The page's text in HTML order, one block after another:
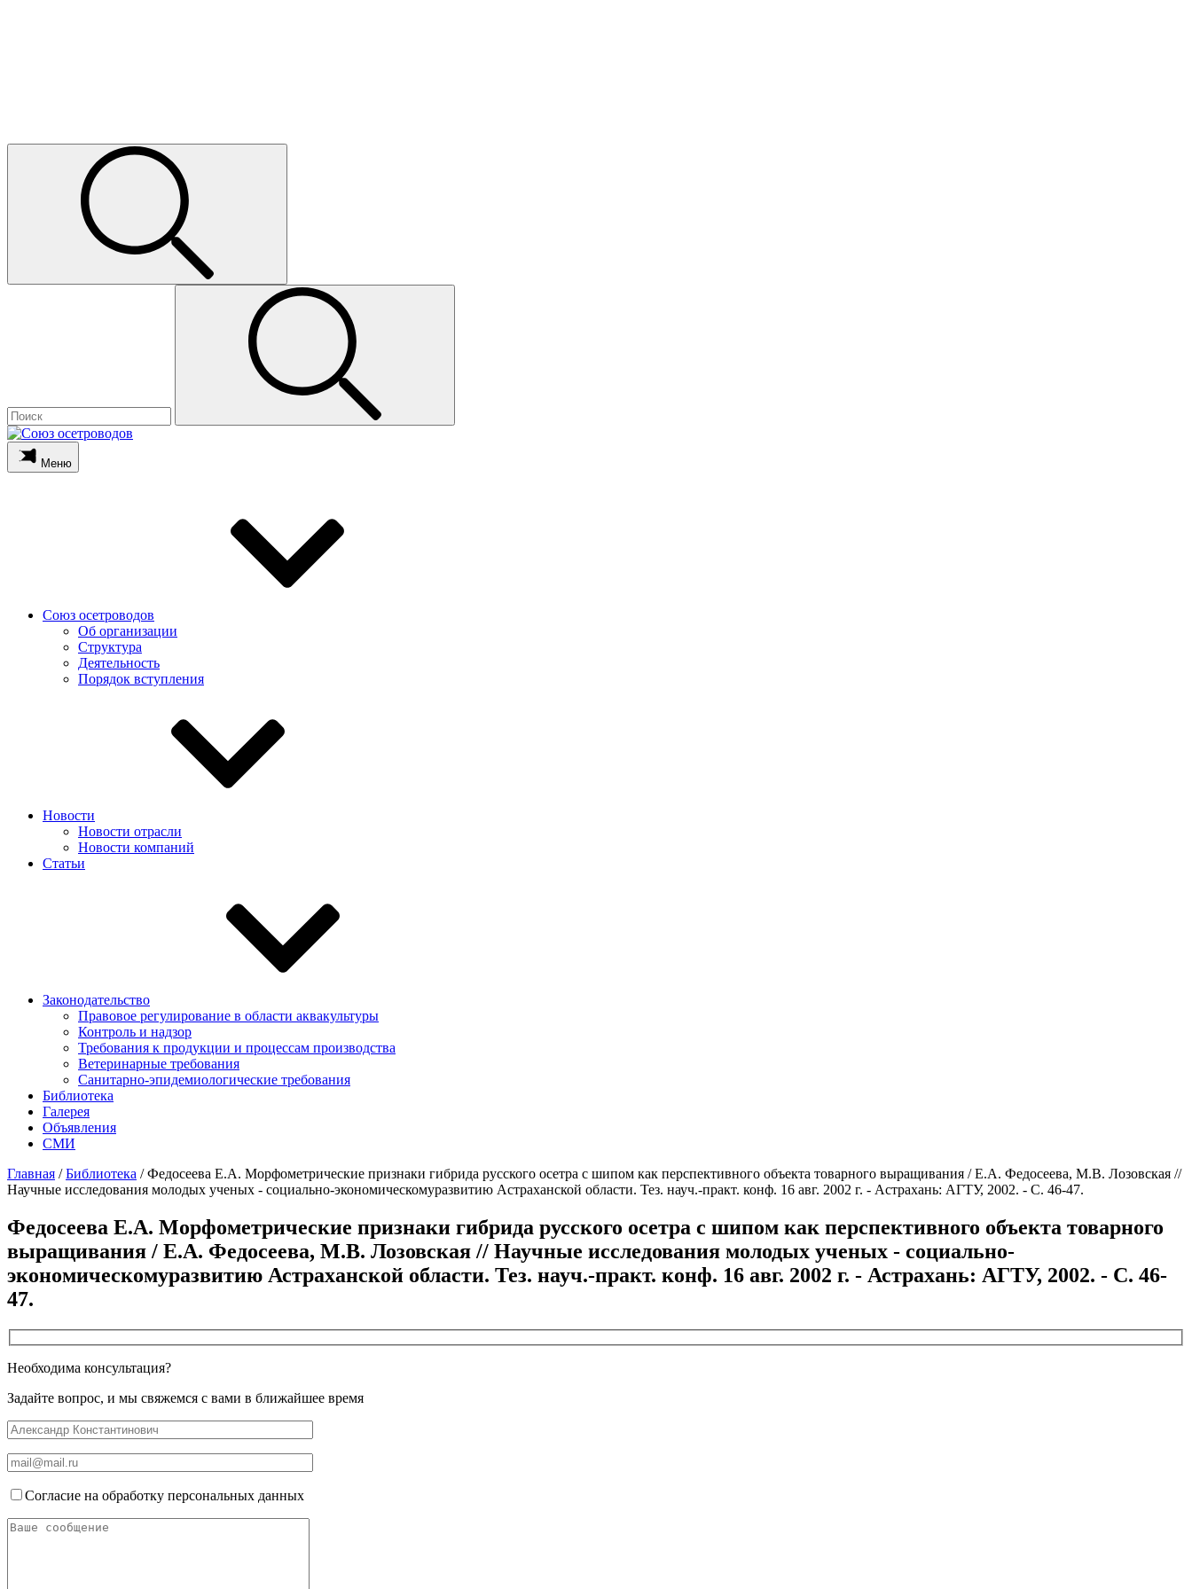
Меню
Союз осетроводов
Об организации
Структура
Деятельность
Порядок вступления
Новости
Новости отрасли
Новости компаний
Статьи
Законодательство
Правовое регулирование в области аквакультуры
Контроль и надзор
Требования к продукции и процессам производства
Ветеринарные требования
Санитарно-эпидемиологические требования
Библиотека
Галерея
Объявления
СМИ
Главная /Библиотека /Федосеева Е.А. Морфометрические признаки гибрида русского осетра с шипом как перспективного объекта товарного выращивания / Е.А. Федосеева, М.В. Лозовская //
Научные исследования молодых ученых - социально-экономическомуразвитию Астраханской области. Тез. науч.-практ. конф. 16 авг. 2002 г. - Астрахань: АГТУ, 2002. - С. 46-47.
Федосеева Е.А. Морфометрические признаки гибрида русского осетра с шипом как перспективного объекта товарного
выращивания / Е.А. Федосеева, М.В. Лозовская // Научные исследования молодых ученых - социально-
экономическомуразвитию Астраханской области. Тез. науч.-практ. конф. 16 авг. 2002 г. - Астрахань: АГТУ, 2002. - С. 46-
47.
Необходима консультация?
Задайте вопрос, и мы свяжемся с вами в ближайшее время
Согласие на обработку персональных данных